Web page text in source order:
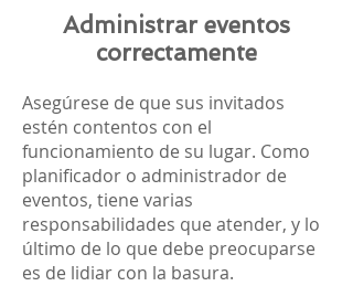
Administrar eventos
correctamente
Asegúrese de que sus invitados
estén contentos con el
funcionamiento de su lugar. Como
planificador o administrador de
eventos, tiene varias
responsabilidades que atender, y lo
último de lo que debe preocuparse
es de lidiar con la basura.